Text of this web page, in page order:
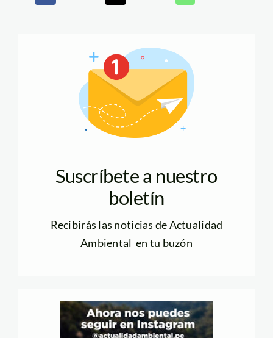
Suscríbete a nuestro
boletín
Recibirás las noticias de Actualidad
Ambiental en tu buzón